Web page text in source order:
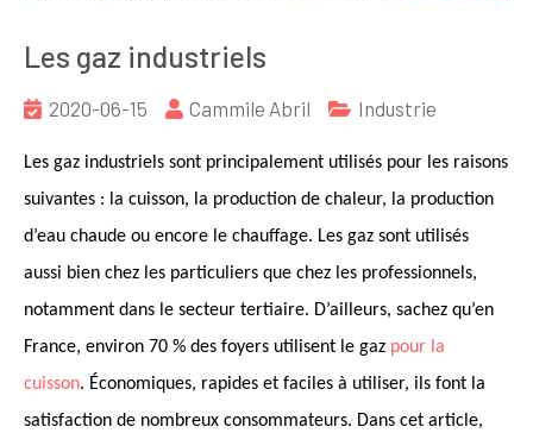
Les gaz industriels
2020-06-15 Cammile Abril Industrie
Les gaz industriels sont principalement utilisés pour les raisons
suivantes : la cuisson, la production de chaleur, la production
d’eau chaude ou encore le chauffage. Les gaz sont utilisés
aussi bien chez les particuliers que chez les professionnels,
notamment dans le secteur tertiaire. D’ailleurs, sachez qu’en
France, environ 70 % des foyers utilisent le gaz pour la
cuisson. Économiques, rapides et faciles à utiliser, ils font la
satisfaction de nombreux consommateurs. Dans cet article,